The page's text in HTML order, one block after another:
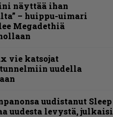
näyttää ihan
– huippu-uimari
Megadethiä
vie katsojat
uudella
uudistanut Sleep
uudesta levystä, julkaisi